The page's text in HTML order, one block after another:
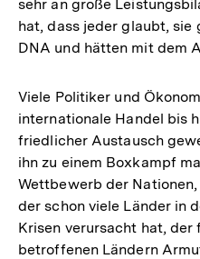
sehr an große
hat, dass jeder glaubt, sie
DNA und hätten mit dem
Viele Politiker und
internationale Handel bis
friedlicher Austausch
ihn zu einem Boxkampf
Wettbewerb der
der schon viele Länder in
Krisen verursacht hat, der
betroffenen Ländern